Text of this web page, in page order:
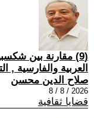
(9) مقارنة بين
العربية والفارسية ,
صلاح الدين محسن
2026 / 8 / 8
قضايا ثقافية